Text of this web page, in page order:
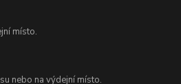
místo.
nebo na výdejní místo.